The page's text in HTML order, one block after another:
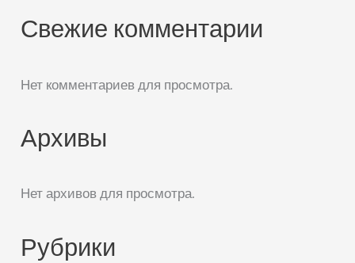
Свежие комментарии
Нет комментариев для просмотра.
Архивы
Нет архивов для просмотра.
Рубрики